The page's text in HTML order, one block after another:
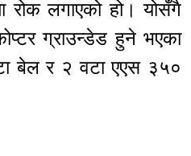
रोक लगाएको हो। योसँगै
ग्राउन्डेड हुने भएका
बेल र २ वटा एएस ३५०